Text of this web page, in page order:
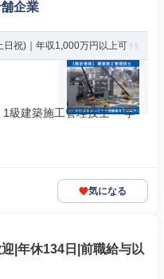
企業
祝)｜年収1,000万円以上可
級建築施工管理技士 ・学
気になる
|年休134日|前職給与以